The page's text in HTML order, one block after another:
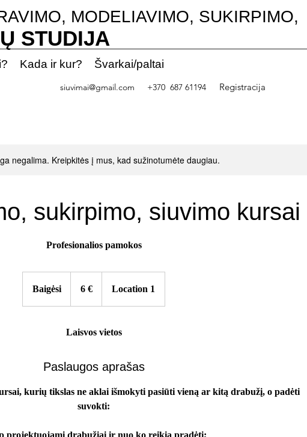
MODELIAVIMO, SUKIRPIMO,
STUDIJA
Kada ir kur? Švarkai/paltai
siuvimai@gmail.com +370 687 61194 Registracija
negalima. Kreipkitės į mus, kad sužinotumėte daugiau.
sukirpimo, siuvimo kursai
Profesionalios pamokos
Baigėsi
s
6 € Location 1
Laisvos vietos
Paslaugos aprašas
kurių tikslas ne aklai išmokyti pasiūti vieną ar kitą drabužį, o padėti
suvokti:
projektuojami drabužiai ir nuo ko reikia pradėti;